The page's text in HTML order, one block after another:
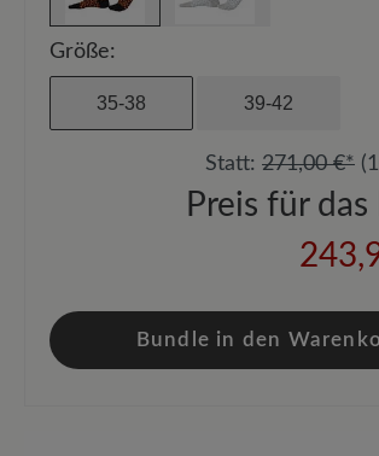
Größe:
35-38 39-42
Statt: 271,00 €*
Preis für
Bundle in den